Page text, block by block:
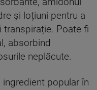
și loțiuni pentru a
Poate fi
absorbind
neplăcute.
popular în